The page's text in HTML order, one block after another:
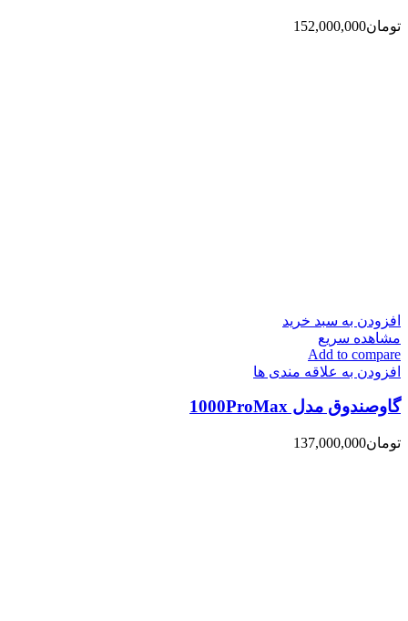
تومان152,000,000
افزودن به سبد خرید
مشاهده سریع
Add to compare
افزودن به علاقه مندی ها
گاوصندوق مدل 1000ProMax
تومان137,000,000